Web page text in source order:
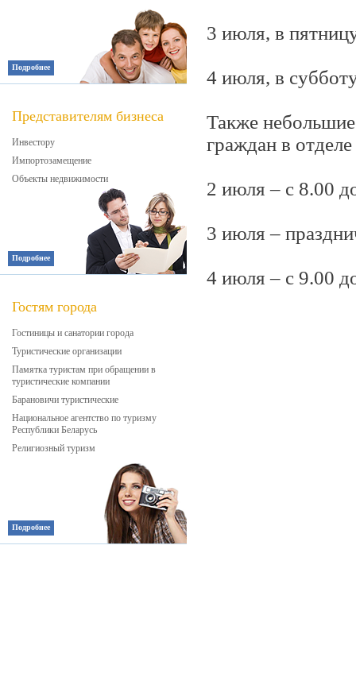
Подробнее
Представителям бизнеса
Инвестору
Импортозамещение
Объекты недвижимости
Подробнее
Гостям города
Гостиницы и санатории города
Туристические организации
Памятка туристам при обращении в
туристические компании
Барановичи туристические
Национальное агентство по туризму
Республики Беларусь
Религиозный туризм
Подробнее
3 июля, в
4 июля, в
Также
граждан в
2 июля – с 8.00
3 июля –
4 июля – с 9.00